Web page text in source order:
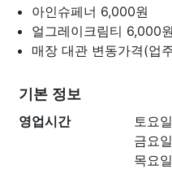
아인슈페너 6,000원
얼그레이크림티 6,000원
매장 대관 변동가격(업
기본 정보
영업시간
토요
금요
목요